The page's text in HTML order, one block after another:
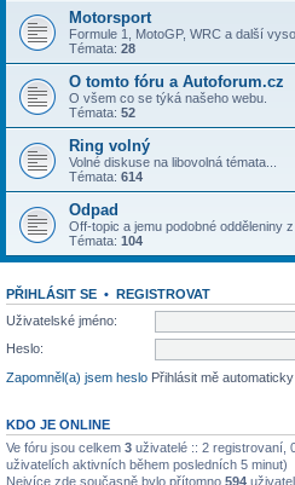
Motorsport
Formule 1, MotoGP, WRC a další
Témata: 28
O tomto fóru a Autoforum.cz
O všem co se týká našeho webu.
Témata: 52
Ring volný
Volné diskuse na libovolná témata...
Témata: 614
Odpad
Off-topic a jemu podobné odděleniny
Témata: 104
PŘIHLÁSIT SE • REGISTROVAT
Uživatelské jméno:
Heslo:
Zapomněl(a) jsem heslo Přihlásit mě
KDO JE ONLINE
Ve fóru jsou celkem 3 uživatelé :: 2 registrovaní,
uživatelích aktivních během posledních 5 minut)
Nejvíce zde současně bylo přítomno 594